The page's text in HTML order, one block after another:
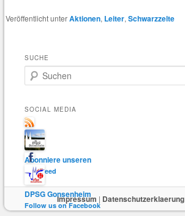
Veröffentlicht unterAktionen, Leiter,Schwarzzelte
SUCHE
u
h
e
n
SOCIAL MEDIA
Abonniere unseren
RSS-Feed
DPSG Gonsenheim
Follow us on Facebook
Impressum | Datenschutzerklaerung